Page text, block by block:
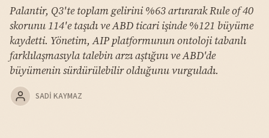
Palantir, Q3'te toplam gelirini %63 artırarak Rule of 40
skorunu 114'e taşıdı ve ABD ticari işinde %121 büyüme
kaydetti. Yönetim, AIP platformunun ontoloji tabanlı
farklılaşmasıyla talebin arzı aştığını ve ABD'de
büyümenin sürdürülebilir olduğunu vurguladı.
SADI KAYMAZ